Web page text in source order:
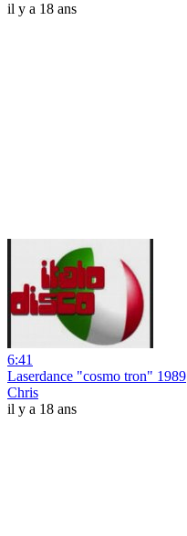
il y a 18 ans
6:41
Laserdance "cosmo tron" 1989
Chris
il y a 18 ans